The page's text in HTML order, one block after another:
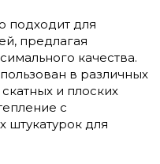
подходит для
предлагая
качества.
в различных
и плоских
с
штукатурок для